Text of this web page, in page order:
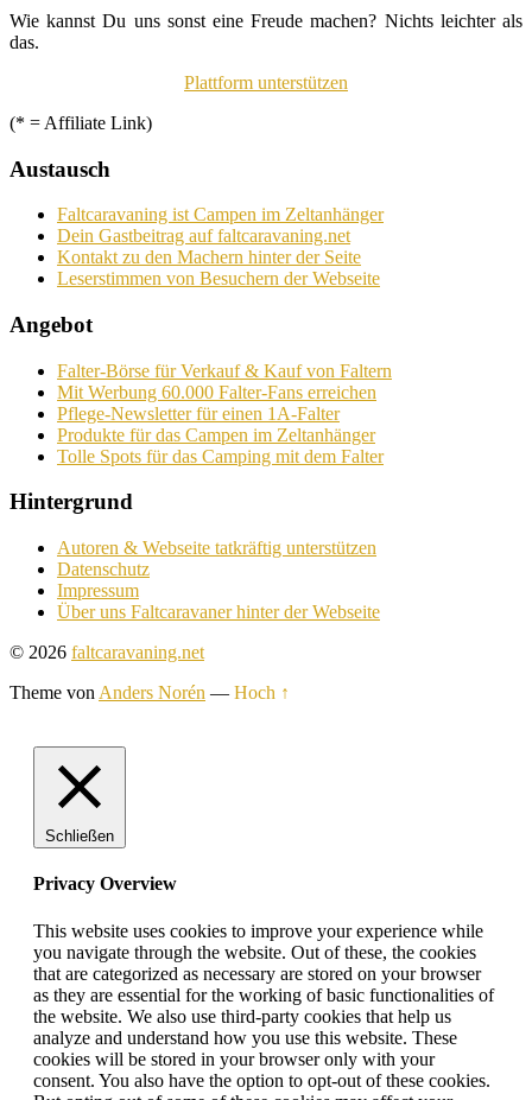
Wie kannst Du uns sonst eine Freude machen? Nichts leichter als
das.
Plattform unterstützen
(* = Affiliate Link)
Austausch
Faltcaravaning ist Campen im Zeltanhänger
Dein Gastbeitrag auf faltcaravaning.net
Kontakt zu den Machern hinter der Seite
Leserstimmen von Besuchern der Webseite
Angebot
Falter-Börse für Verkauf & Kauf von Faltern
Mit Werbung 60.000 Falter-Fans erreichen
Pflege-Newsletter für einen 1A-Falter
Produkte für das Campen im Zeltanhänger
Tolle Spots für das Camping mit dem Falter
Hintergrund
Autoren & Webseite tatkräftig unterstützen
Datenschutz
Impressum
Über uns Faltcaravaner hinter der Webseite
© 2026 faltcaravaning.net
Theme von Anders Norén — Hoch ↑
Schließen
Privacy Overview
This website uses cookies to improve your experience while
you navigate through the website. Out of these, the cookies
that are categorized as necessary are stored on your browser
as they are essential for the working of basic functionalities of
the website. We also use third-party cookies that help us
analyze and understand how you use this website. These
cookies will be stored in your browser only with your
consent. You also have the option to opt-out of these cookies.